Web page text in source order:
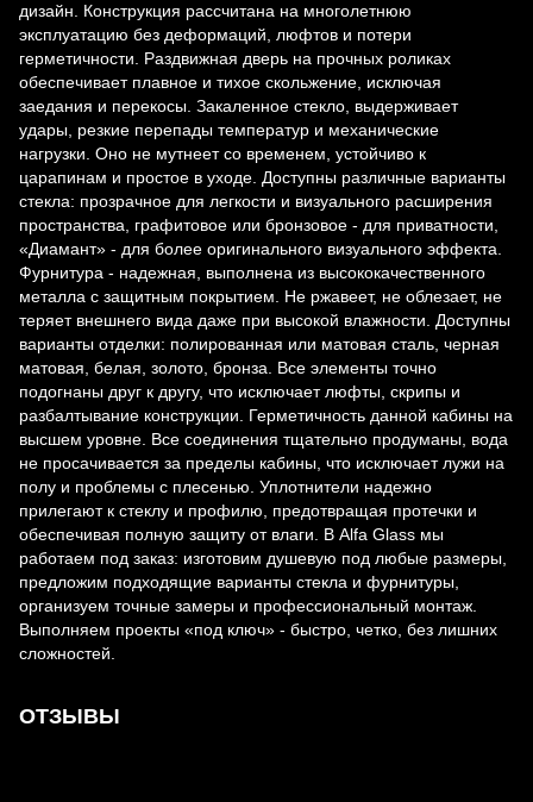
дизайн. Конструкция рассчитана на многолетнюю
эксплуатацию без деформаций, люфтов и потери
герметичности. Раздвижная дверь на прочных роликах
обеспечивает плавное и тихое скольжение, исключая
заедания и перекосы. Закаленное стекло, выдерживает
удары, резкие перепады температур и механические
нагрузки. Оно не мутнеет со временем, устойчиво к
царапинам и простое в уходе. Доступны различные варианты
стекла: прозрачное для легкости и визуального расширения
пространства, графитовое или бронзовое - для приватности,
«Диамант» - для более оригинального визуального эффекта.
Фурнитура - надежная, выполнена из высококачественного
металла с защитным покрытием. Не ржавеет, не облезает, не
теряет внешнего вида даже при высокой влажности. Доступны
варианты отделки: полированная или матовая сталь, черная
матовая, белая, золото, бронза. Все элементы точно
подогнаны друг к другу, что исключает люфты, скрипы и
разбалтывание конструкции. Герметичность данной кабины на
высшем уровне. Все соединения тщательно продуманы, вода
не просачивается за пределы кабины, что исключает лужи на
полу и проблемы с плесенью. Уплотнители надежно
прилегают к стеклу и профилю, предотвращая протечки и
обеспечивая полную защиту от влаги. В Alfa Glass мы
работаем под заказ: изготовим душевую под любые размеры,
предложим подходящие варианты стекла и фурнитуры,
организуем точные замеры и профессиональный монтаж.
Выполняем проекты «под ключ» - быстро, четко, без лишних
сложностей.
ОТЗЫВЫ